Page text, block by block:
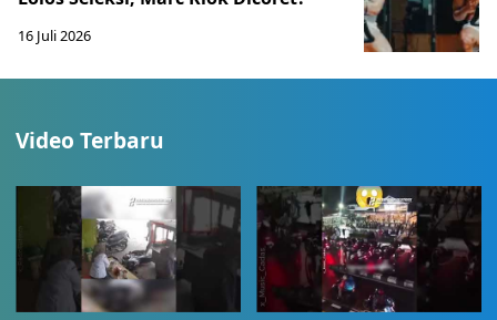
16 Juli 2026
Video Terbaru